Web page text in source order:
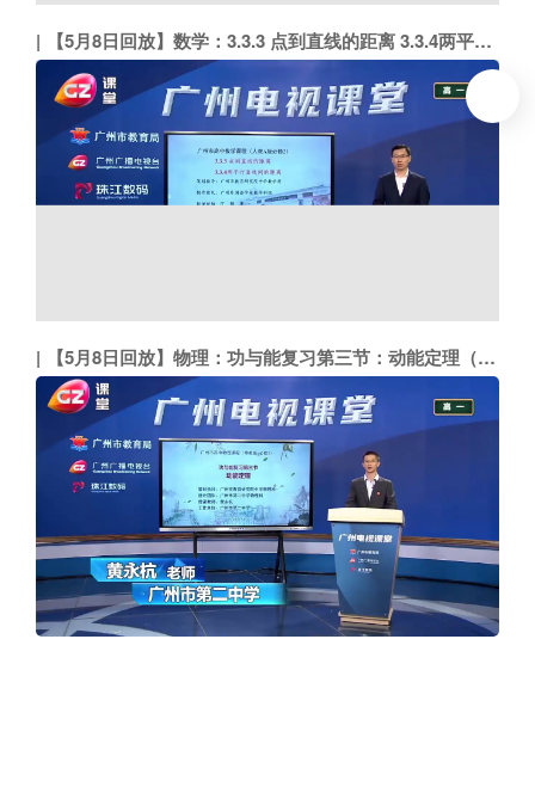
【5月8日回放】数学：3.3.3 点到直线的距离 3.3.4两平行直线间的距离（广州外国语学校 江规华）
【5月8日回放】物理：功与能复习第三节：动能定理（市二中 黄永杭）